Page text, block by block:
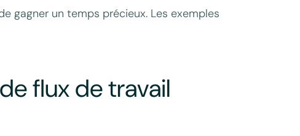
gagner un temps précieux. Les exemples
flux de travail